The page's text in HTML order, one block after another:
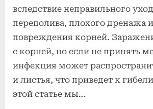
вследствие неправильного
переполива, плохого дренажа
повреждения корней.
с корней, но если не принять
инфекция может
и листья, что приведет к
этой статье мы…